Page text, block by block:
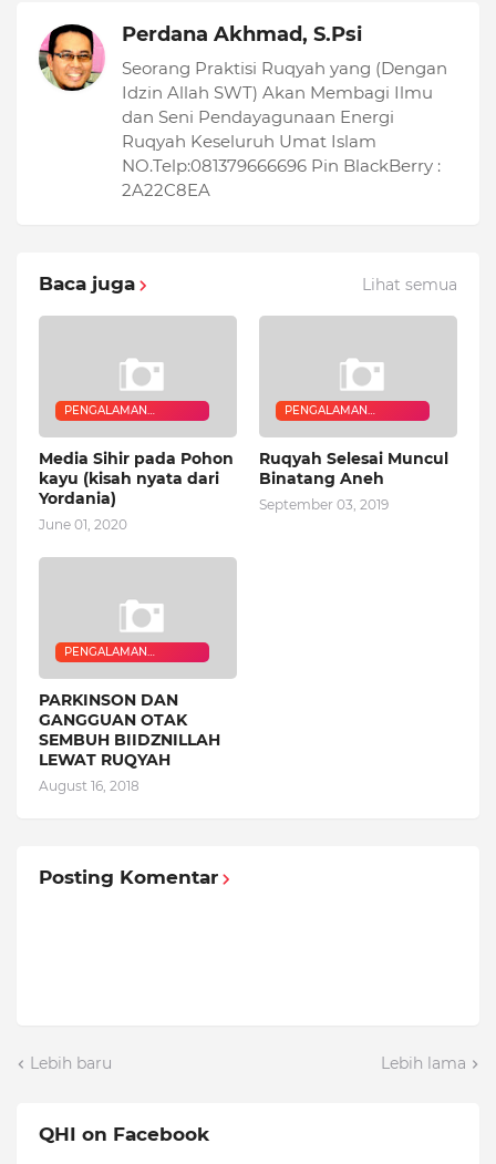
Perdana Akhmad, S.Psi
Seorang Praktisi Ruqyah yang (Dengan
Idzin Allah SWT) Akan Membagi Ilmu
dan Seni Pendayagunaan Energi
Ruqyah Keseluruh Umat Islam
NO.Telp:081379666696 Pin BlackBerry :
2A22C8EA
Baca juga Lihat semua
PENGALAMAN
Media Sihir pada Pohon
kayu (kisah nyata dari
Yordania)
June 01, 2020
PENGALAMAN
Ruqyah Selesai Muncul
Binatang Aneh
September 03, 2019
PENGALAMAN
PARKINSON DAN
GANGGUAN OTAK
SEMBUH BIIDZNILLAH
LEWAT RUQYAH
August 16, 2018
Posting Komentar
Lebih baru Lebih lama
QHI on Facebook